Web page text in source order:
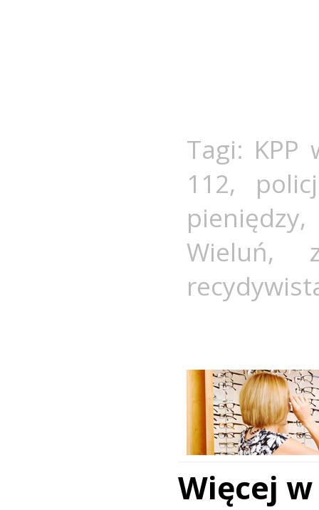
Tagi: KPP
112,
pieniędzy
Wieluń,
Więcej